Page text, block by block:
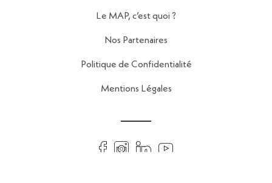
Le MAP, c’est quoi ?
Nos Partenaires
Politique de Confidentialité
Mentions Légales